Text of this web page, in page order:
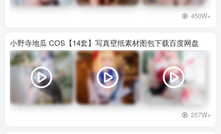
450W+
小野寺地瓜 COS【14套】写真壁纸素材图包下载百度网盘
257W+